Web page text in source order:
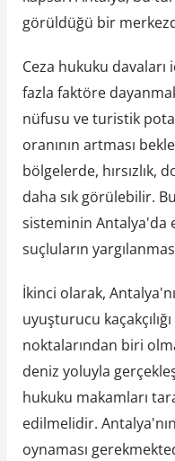
görüldüğü bir
Ceza hukuku
fazla faktöre
nüfusu ve turistik
oranının artması
bölgelerde, hırsızlık,
daha sık görülebilir.
sisteminin Antalya'da
suçluların
İkinci olarak,
uyuşturucu
noktalarından biri
deniz yoluyla
hukuku makamları
edilmelidir.
oynaması